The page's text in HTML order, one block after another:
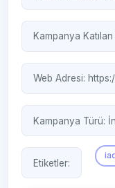
Kampanya
Web Adresi:
Kampanya Türü:
Etiketler: